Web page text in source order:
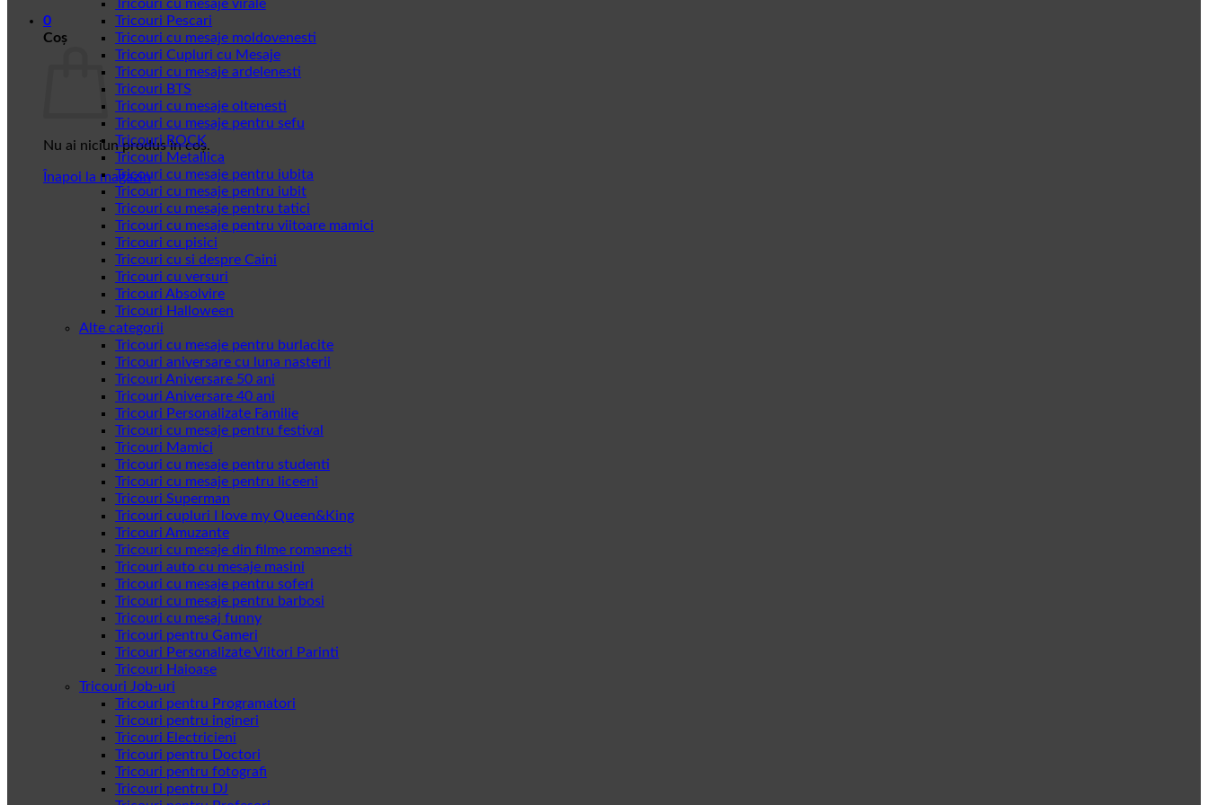
0
Coș
Nu ai niciun produs în coș.
Înapoi la magazin
Tricouri cu mesaje virale
Tricouri Pescari
Tricouri cu mesaje moldovenesti
Tricouri Cupluri cu Mesaje
Tricouri cu mesaje ardelenesti
Tricouri BTS
Tricouri cu mesaje oltenesti
Tricouri cu mesaje pentru sefu
Tricouri ROCK
Tricouri Metallica
Tricouri cu mesaje pentru iubita
Tricouri cu mesaje pentru iubit
Tricouri cu mesaje pentru tatici
Tricouri cu mesaje pentru viitoare mamici
Tricouri cu pisici
Tricouri cu si despre Caini
Tricouri cu versuri
Tricouri Absolvire
Tricouri Halloween
Alte categorii
Tricouri cu mesaje pentru burlacite
Tricouri aniversare cu luna nasterii
Tricouri Aniversare 50 ani
Tricouri Aniversare 40 ani
Tricouri Personalizate Familie
Tricouri cu mesaje pentru festival
Tricouri Mamici
Tricouri cu mesaje pentru studenti
Tricouri cu mesaje pentru liceeni
Tricouri Superman
Tricouri cupluri I love my Queen&King
Tricouri Amuzante
Tricouri cu mesaje din filme romanesti
Tricouri auto cu mesaje masini
Tricouri cu mesaje pentru soferi
Tricouri cu mesaje pentru barbosi
Tricouri cu mesaj funny
Tricouri pentru Gameri
Tricouri Personalizate Viitori Parinti
Tricouri Haioase
Tricouri Job-uri
Tricouri pentru Programatori
Tricouri pentru ingineri
Tricouri Electricieni
Tricouri pentru Doctori
Tricouri pentru fotografi
Tricouri pentru DJ